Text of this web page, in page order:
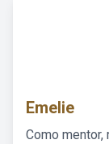
Emelie
Como mentor,